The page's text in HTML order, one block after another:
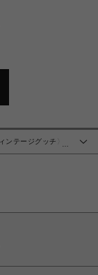
テージグッチ〉